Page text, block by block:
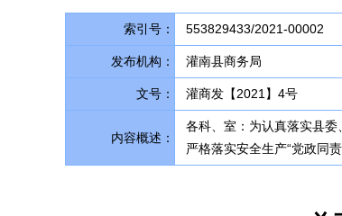
索引号： 553829433/2021-00002
发布机构： 灌南县商务局
文号： 灌商发【2021】4号
内容概述：
各科、室：为认真落实县
严格落实安全生产“党政同